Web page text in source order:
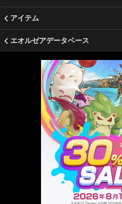
アイテム
エオルゼアデータベース